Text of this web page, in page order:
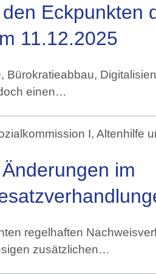
Eckpunkten
11.12.2025
Bürokratieabbau,
einen…
I, Altenhilfe
im
regelhaften
zusätzlichen…